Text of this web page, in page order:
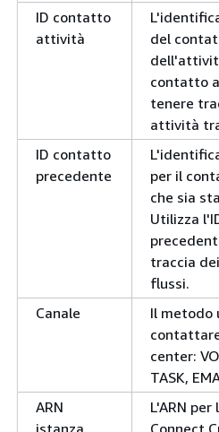
ID contatto
attività
del
contatto
tenere
attività
ID contatto
precedente
per il
che sia
Utilizza
traccia
flussi.
Canale
Il metodo
center:
TASK,
ARN
istanza
L'ARN
Connect